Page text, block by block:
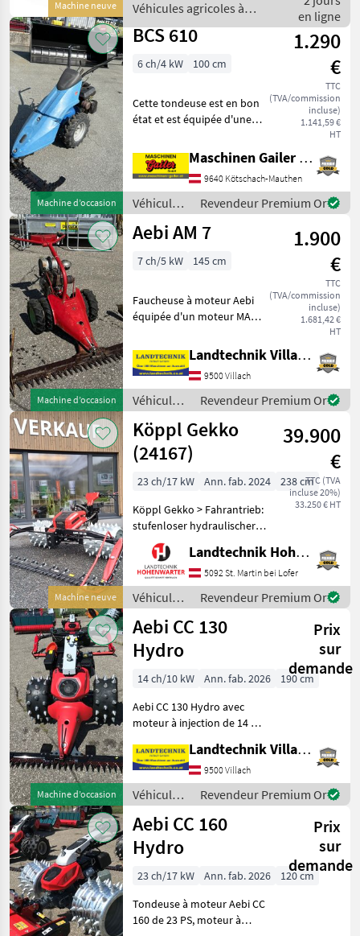
Machine neuve
leistungsstarke,
ferngesteuerte
Véhicules agricoles à
moteur / Sonstige
en ligne
Machine d’occasion
BCS 610
1.290
€
TTC
(TVA/commission
incluse)
1.141,59 €
HT
6 ch/4 kW 100 cm
Cette tondeuse est en bon
état et est équipée d'une
cm, d'un moteur ACME 4
temps et de roues
pneumatiques. Elle a été
révisée dans notre ate
Maschinen Gailer GmbH
9640 Kötschach-Mauthen
Véhicules
agricoles
à moteur /
Revendeur Premium Or
Machine d’occasion
Aebi AM 7
1.900
€
TTC
(TVA/commission
incluse)
1.681,42 €
HT
7 ch/5 kW 145 cm
Faucheuse à moteur Aebi
équipée d'un moteur MAG 4
vitesses avant et 1 vitesse
arrière, barre de coupe de 1,
45 m avec planche
d'andainage
Landtechnik Villach GmbH
9500 Villach
Véhicules
agricoles
à moteur /
Aebi
Revendeur Premium Or
Machine neuve
Köppl Gekko
(24167)
39.900
€
TTC (TVA
incluse 20%)
33.250 € HT
23 ch/17 kW Ann. fab. 2024
238 cm
Köppl Gekko > Fahrantrieb:
stufenloser hydraulischer
Fahrantrieb mittels zwei
proportional gesteuerten
Hydraulikpumpen > Easy-
Drive: elektrische
Geschwindigkeitsver
Landtechnik Hohenwarter GmbH
5092 St. Martin bei Lofer
Véhicules
agricoles
à moteur /
Köppl
Revendeur Premium Or
Machine d’occasion
Aebi CC 130
Hydro
Prix
sur
demande
14 ch/10 kW Ann. fab. 2026
190 cm
Aebi CC 130 Hydro avec
moteur à injection de 14 PS,
rapport au modèle
précédent, boîte de vitesses
électrique pour le confort
des jeunes et
Landtechnik Villach GmbH
9500 Villach
Véhicules
agricoles
à moteur /
Aebi
Revendeur Premium Or
Aebi CC 160
Hydro
Prix
sur
demande
23 ch/17 kW Ann. fab. 2026
120 cm
Tondeuse à moteur Aebi CC
160 de 23 PS, moteur à